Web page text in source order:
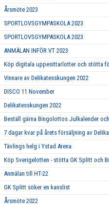
Årsmöte 2023
SPORTLOVSGYMPASKOLA 2023
SPORTLOVSGYMPASKOLA 2023
ANMÄLAN INFÖR VT 2023
Köp digitala uppesittarlotter och stötta
Vinnare av Delikatesskungen 2022
DISCO 11 November
Delikatesskungen 2022
Beställ gärna Bingolottos Julkalender
7 dagar kvar på årets försäljning av
Tävlings helg i Ystad Arena
Köp Sverigelotten - stötta GK Splitt och
Anmälan till HT-22
GK Splitt söker en kanslist
Årsmöte 2022